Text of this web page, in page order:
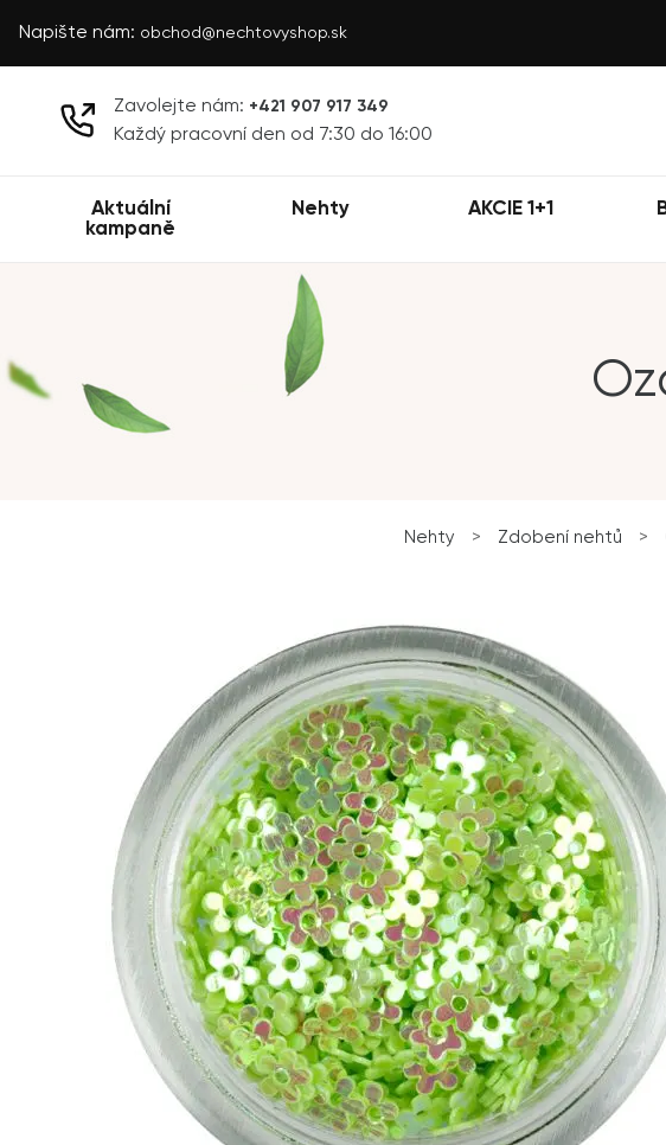
Napište nám: obchod@nechtovyshop.sk
Zavolejte nám: +421 907 917 349
Každý pracovní den od 7:30 do 16:00
Aktuální
kampaně
Nehty AKCIE 1+1
Nehty > Zdobení nehtů >